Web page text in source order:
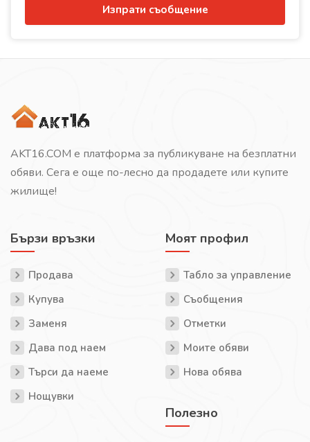
Изпрати съобщение
AKT16.COM е платформа за публикуване на безплатни
обяви. Сега е още по-лесно да продадете или купите
жилище!
Бързи връзки
Продава
Купува
Заменя
Дава под наем
Търси да наеме
Нощувки
Моят профил
Табло за управление
Съобщения
Отметки
Моите обяви
Нова обява
Полезно